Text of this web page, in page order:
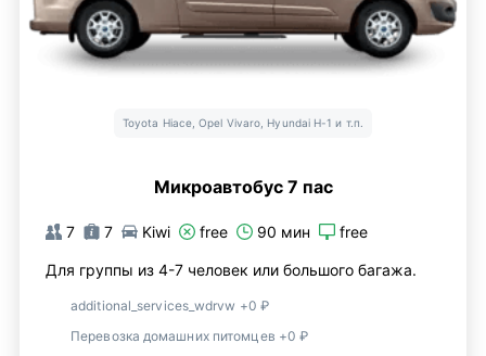
Toyota Hiace, Opel Vivaro, Hyundai H-1 и т.п.
Микроавтобус 7 пас
7 7 Kiwi free 90 мин free
Для группы из 4-7 человек или большого багажа.
additional_services_wdrvw +0 ₽
Перевозка домашних питомцев +0 ₽